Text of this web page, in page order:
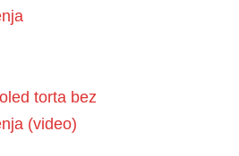
torta bez
(video)